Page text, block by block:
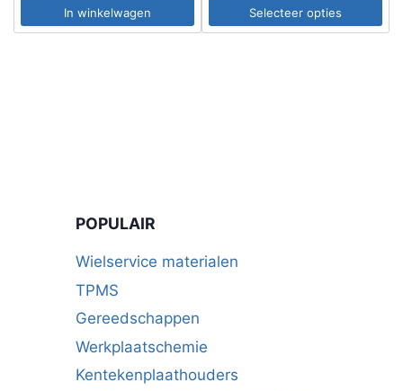
In winkelwagen Selecteer opties
Dit
worden
POPULAIR
Wielservice materialen
TPMS
Gereedschappen
Werkplaatschemie
Kentekenplaathouders